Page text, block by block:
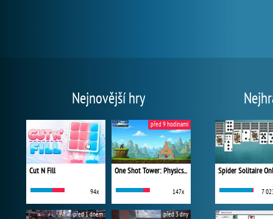
Nejnovější hry
Cut N Fill
94x
One Shot Tower: Physics Destroyer
147x
před 9 hodinami
před 1 dnem před 3 dny
Spider Solitaire
7